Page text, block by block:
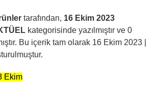
tarafından, 16 Ekim 2023
kategorisinde yazılmıştır ve 0
Bu içerik tam olarak 16 Ekim 2023 |
Ekim